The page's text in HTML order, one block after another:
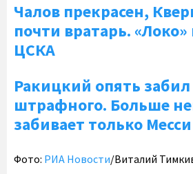
Чалов прекрасен,
почти вратарь.
ЦСКА
Ракицкий опять забил
штрафного. Больше
забивает только Месси
Фото: РИА Новости/Виталий